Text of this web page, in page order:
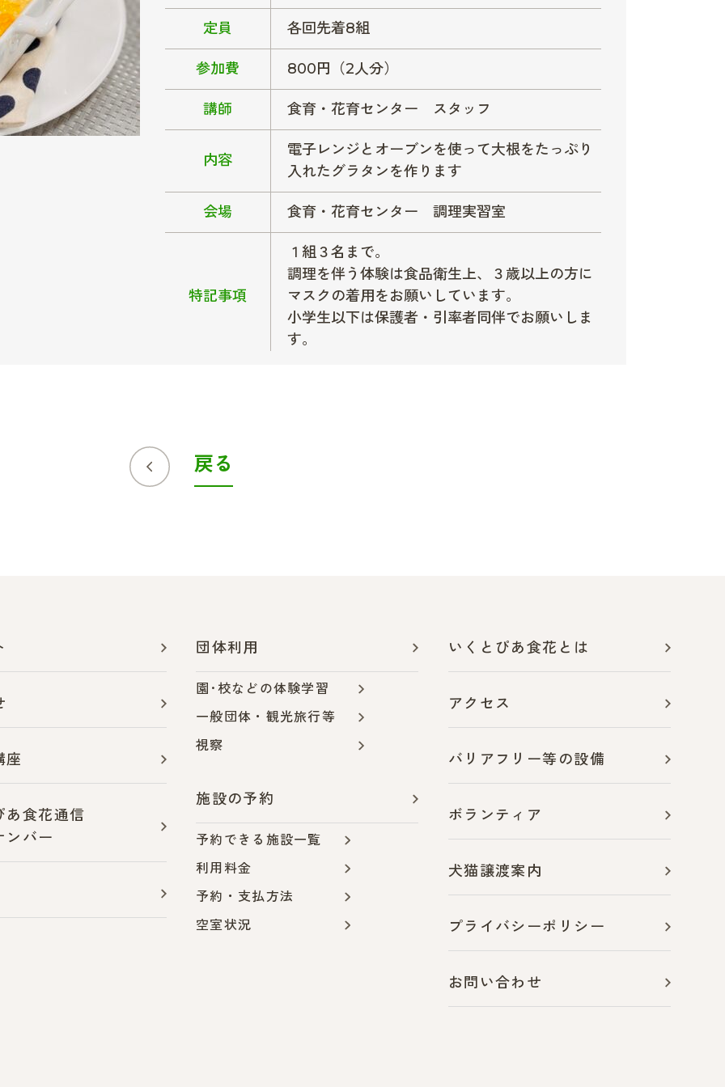
定員 各回先着8組
参加費 800円（2人分）
講師 食育・花育センター スタッフ
内容
電子レンジとオーブンを使って大根をたっぷり
入れたグラタンを作ります
会場 食育・花育センター 調理実習室
特記事項
１組３名まで。
調理を伴う体験は食品衛生上、３歳以上の方に
マスクの着用をお願いしています。
小学生以下は保護者・引率者同伴でお願いしま
す。
戻る
座
あ食花通信
ンバー
団体利用
園･校などの体験学習
一般団体・観光旅行等
視察
施設の予約
予約できる施設一覧
利用料金
予約・支払方法
空室状況
いくとぴあ食花とは
アクセス
バリアフリー等の設備
ボランティア
犬猫譲渡案内
プライバシーポリシー
お問い合わせ